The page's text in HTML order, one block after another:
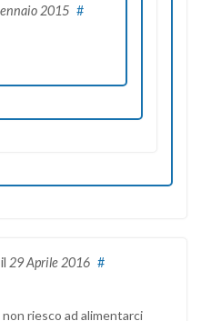
2015 #
il 29 Aprile 2016 #
riesco ad alimentarci